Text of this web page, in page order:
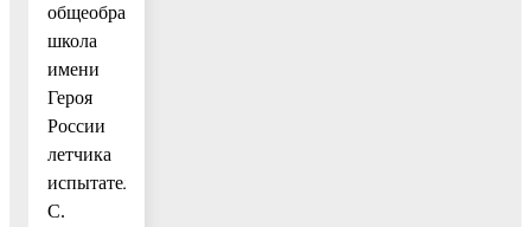
общеобразовательная
школа
имени
Героя
России
летчика
испытателя
С.